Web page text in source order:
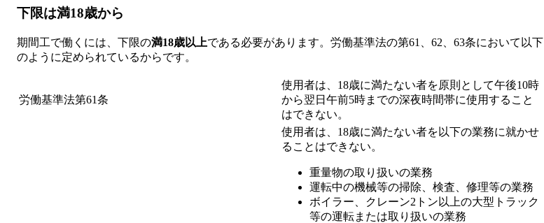
下限は満18歳から
期間工で働くには、下限の満18歳以上である必要があります。労働基準法の第61、62、63条において以下
のように定められているからです。
労働基準法第61条
使用者は、18歳に満たない者を原則として午後10時
から翌日午前5時までの深夜時間帯に使用すること
はできない。
使用者は、18歳に満たない者を以下の業務に就かせ
ることはできない。
重量物の取り扱いの業務
運転中の機械等の掃除、検査、修理等の業務
ボイラー、クレーン2トン以上の大型トラック
等の運転または取り扱いの業務